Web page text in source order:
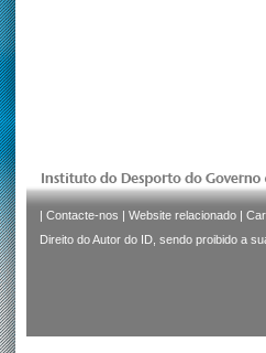
| Contacte-nos | Website relacionado |
Direito do Autor do ID, sendo proibido a